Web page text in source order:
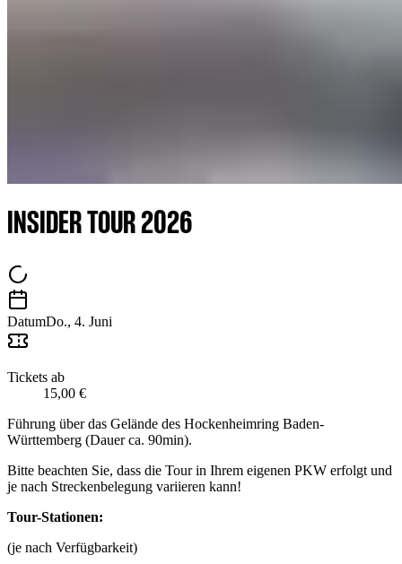
INSIDER TOUR 2026
DatumDo., 4. Juni
Tickets ab
15,00 €
Führung über das Gelände des Hockenheimring Baden-
Württemberg (Dauer ca. 90min).
Bitte beachten Sie, dass die Tour in Ihrem eigenen PKW erfolgt und
je nach Streckenbelegung variieren kann!
Tour-Stationen:
(je nach Verfügbarkeit)